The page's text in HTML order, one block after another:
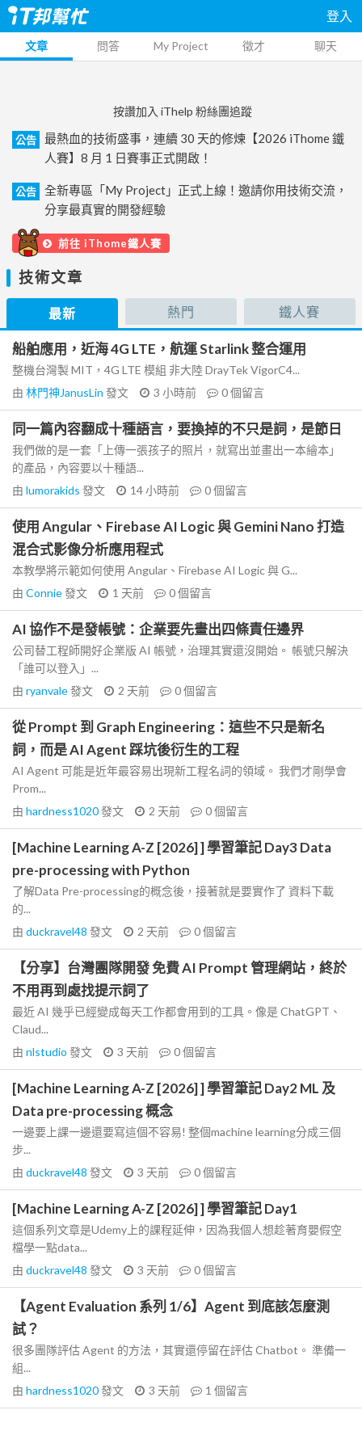
登入
文章 問答 My Project 徵才 聊天
按讚加入 iThelp 粉絲團追蹤
公告
最熱血的技術盛事，連續 30 天的修煉【2026 iThome 鐵
人賽】8 月 1 日賽事正式開啟！
公告
全新專區「My Project」正式上線！邀請你用技術交流，
分享最真實的開發經驗
前往 iThome鐵人賽
技術文章
最新 熱門 鐵人賽
船舶應用，近海 4G LTE，航運 Starlink 整合運用
整機台灣製 MIT，4G LTE 模組 非大陸 DrayTek VigorC4...
由 林門神JanusLin 發文 3 小時前 0個留言
同一篇內容翻成十種語言，要換掉的不只是詞，是節日
我們做的是一套「上傳一張孩子的照片，就寫出並畫出一本繪本」
的產品，內容要以十種語...
由 lumorakids 發文 14 小時前 0個留言
使用 Angular、Firebase AI Logic 與 Gemini Nano 打造
混合式影像分析應用程式
本教學將示範如何使用 Angular、Firebase AI Logic 與 G...
由 Connie發文 1 天前 0個留言
AI 協作不是發帳號：企業要先畫出四條責任邊界
公司替工程師開好企業版 AI 帳號，治理其實還沒開始。 帳號只解決
「誰可以登入」...
由 ryanvale發文 2 天前 0個留言
從 Prompt 到 Graph Engineering：這些不只是新名
詞，而是 AI Agent 踩坑後衍生的工程
AI Agent 可能是近年最容易出現新工程名詞的領域。 我們才剛學會
Prom...
由 hardness1020發文 2 天前 0個留言
[Machine Learning A-Z [2026] ] 學習筆記 Day3 Data
pre-processing with Python
了解Data Pre-processing的概念後，接著就是要實作了 資料下載
的...
由 duckravel48 發文 2 天前 0個留言
【分享】台灣團隊開發 免費 AI Prompt 管理網站，終於
不用再到處找提示詞了
最近 AI 幾乎已經變成每天工作都會用到的工具。像是 ChatGPT、
Claud...
由 nlstudio 發文 3 天前 0個留言
[Machine Learning A-Z [2026] ] 學習筆記 Day2 ML 及
Data pre-processing 概念
一邊要上課一邊還要寫這個不容易! 整個machine learning分成三個
步...
由 duckravel48 發文 3 天前 0個留言
[Machine Learning A-Z [2026] ] 學習筆記 Day1
這個系列文章是Udemy上的課程延伸，因為我個人想趁著育嬰假空
檔學一點data...
由 duckravel48 發文 3 天前 0個留言
【Agent Evaluation 系列 1/6】Agent 到底該怎麼測
試？
很多團隊評估 Agent 的方法，其實還停留在評估 Chatbot。 準備一
組...
由 hardness1020發文 3 天前 1 個留言